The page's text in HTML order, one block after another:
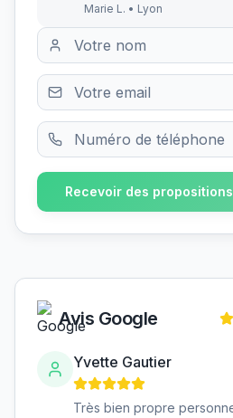
Marie L. • Lyon
Recevoir des
Avis Google
Yvette Gautier
Très bien propre